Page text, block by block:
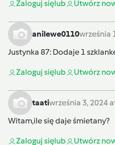
Zaloguj sięlub Utwórz
anilewe0110września
Justynka 87: Dodaje 1
Zaloguj sięlub Utwórz
taatiwrześnia 3, 2024
Witam,ile się daje śmietany?
Zaloguj sięlub Utwórz